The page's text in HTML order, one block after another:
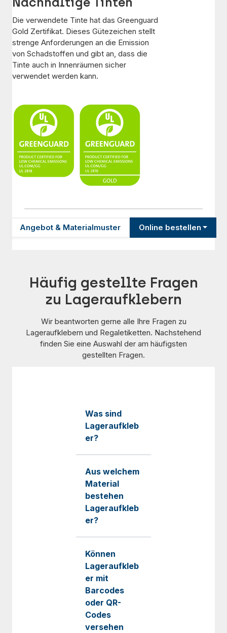
Die verwendete Tinte hat das Greenguard
Gold Zertifikat. Dieses Gütezeichen stellt
strenge Anforderungen an die Emission
von Schadstoffen und gibt an, dass die
Tinte auch in Innenräumen sicher
verwendet werden kann.
Angebot & Materialmuster Online bestellen
Häufig gestellte Fragen
zu Lageraufklebern
Wir beantworten gerne alle Ihre Fragen zu
Lageraufklebern und Regaletiketten. Nachstehend
finden Sie eine Auswahl der am häufigsten
gestellten Fragen.
Was sind
Lageraufkleb
er?
Aus welchem
Material
bestehen
Lageraufkleb
er?
Können
Lageraufkleb
er mit
Barcodes
oder QR-
Codes
versehen